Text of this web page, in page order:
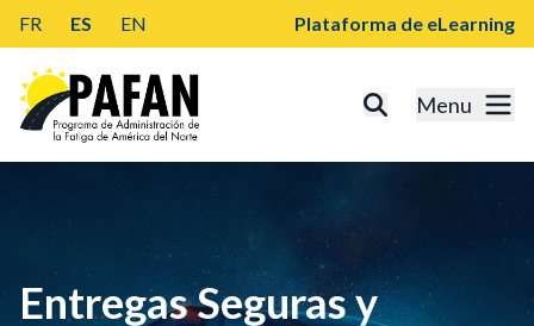
FR ES EN Plataforma de eLearning
Menu
Entregas Seguras y